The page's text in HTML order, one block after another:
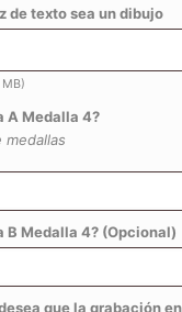
de texto sea un dibujo
A Medalla 4?
B Medalla 4? (Opcional)
que la grabación en